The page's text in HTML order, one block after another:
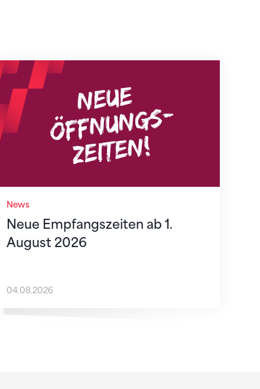
News
Neue Empfangszeiten ab 1.
August 2026
Neue Empfangszeiten ab 1. August 2026
04.08.2026